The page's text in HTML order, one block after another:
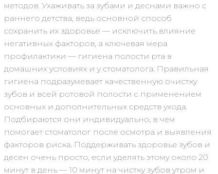
методов. Ухаживать за зубами и деснами важно с
раннего детства, ведь основной способ
сохранить их здоровье — исключить влияние
негативных факторов, а ключевая мера
профилактики — гигиена полости рта в
домашних условиях и у стоматолога. Правильная
гигиена подразумевает качественную очистку
зубов и всей ротовой полости с применением
основных и дополнительных средств ухода.
Подбираются они индивидуально, в чем
помогает стоматолог после осмотра и выявления
факторов риска. Поддерживать здоровье зубов и
десен очень просто, если уделять этому около 20
минут в день — 10 минут на чистку зубов утром и